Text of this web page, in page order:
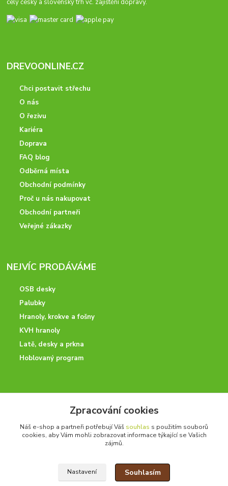
celý český a slovenský trh vč. zajištění dopravy.
DREVOONLINE.CZ
Chci postavit střechu
O nás
O řezivu
Kariéra
Doprava
FAQ blog
Odběrná místa
Obchodní podmínky
Proč u nás nakupovat
Obchodní partneři
Veřejné zákazky
NEJVÍC PRODÁVÁME
OSB desky
Palubky
Hranoly, krokve a fošny
KVH hranoly
Latě, desky a prkna
Hoblovaný program
Potřebujete poradit? Neváhejte nás kontaktovat.
+420 728 600 625
po - pá 7:00 - 15:00
Zpracování cookies
Náš e-shop a partneři potřebují Váš souhlas s použitím souborů
cookies, aby Vám mohli zobrazovat informace týkající se Vašich
zájmů.
Nastavení Souhlasím